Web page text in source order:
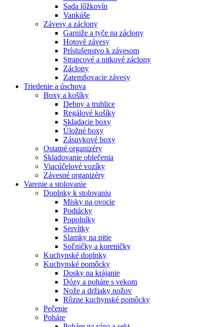
Sada lôžkovín
Vankúše
Závesy a záclony
Garniže a tyče na záclony
Hotové závesy
Príslušenstvo k závesom
Strapcové a nitkové záclony
Záclony
Zatemňovacie závesy
Triedenie a úschova
Boxy a košíky
Debny a truhlice
Regálové košíky
Skladacie boxy
Úložné boxy
Zásuvkové boxy
Ostatné organizéry
Skladovanie oblečenia
Viacúčelové vozíky
Závesné organizéry
Varenie a stolovanie
Doplnky k stolovaniu
Misky na ovocie
Podtácky
Popolníky
Servítky
Slamky na pitie
Soľničky a koreničky
Kuchynské doplnky
Kuchynské pomôcky
Dosky na krájanie
Dózy a poháre s vekom
Nože a držiaky nožov
Rôzne kuchynské pomôcky
Pečenie
Poháre